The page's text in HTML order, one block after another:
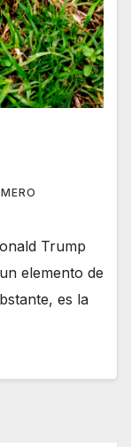
Trump
elemento de
es la